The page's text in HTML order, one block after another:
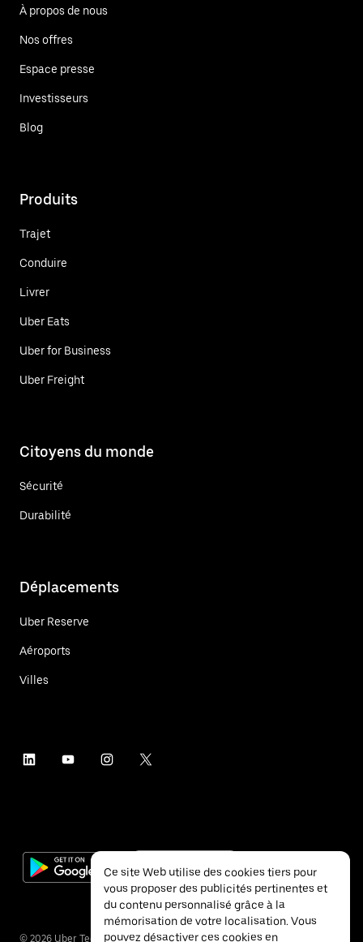
À propos de nous
Nos offres
Espace presse
Investisseurs
Blog
Produits
Trajet
Conduire
Livrer
Uber Eats
Uber for Business
Uber Freight
Citoyens du monde
Sécurité
Durabilité
Déplacements
Uber Reserve
Aéroports
Villes
© 2026 Uber Technologies Inc.
Ce site Web utilise des cookies tiers pour
vous proposer des publicités pertinentes et
du contenu personnalisé grâce à la
mémorisation de votre localisation. Vous
pouvez désactiver ces cookies en